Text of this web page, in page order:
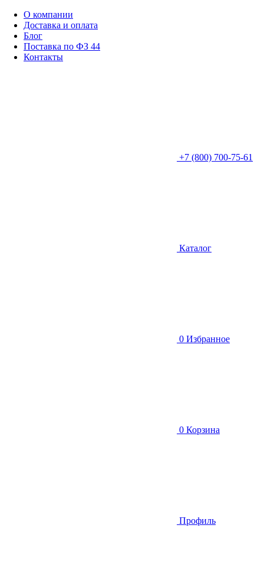
О компании
Доставка и оплата
Блог
Поставка по ФЗ 44
Контакты
+7 (800) 700-75-61
Каталог
0 Избранное
0 Корзина
Профиль